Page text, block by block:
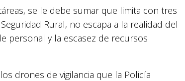
se le debe sumar que limita con tres
Rural, no escapa a la realidad del
personal y la escasez de recursos
drones de vigilancia que la Policía